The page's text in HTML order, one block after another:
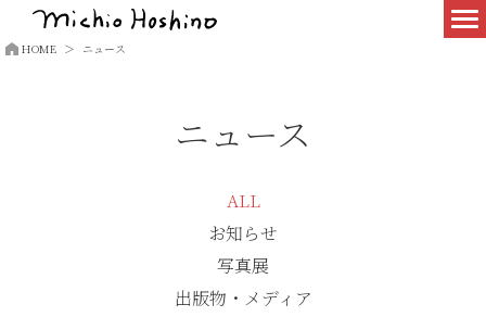
HOME ニュース
ニュース
ALL
お知らせ
写真展
出版物・メディア